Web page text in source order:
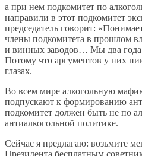
а при нем подкомитет по
направили в этот подкомитет
председатель говорит:
члены подкомитета в прошлом
и винных заводов… Мы два года
Потому что аргументов у них
глазах.
Во всем мире алкогольную
подпускают к формированию
подкомитет должен быть не по
антиалкогольной политике.
Сейчас я предлагаю: возьмите